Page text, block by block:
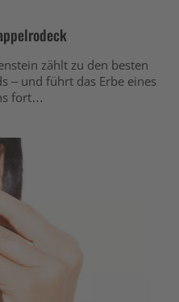
zählt zu den besten
– und führt das Erbe eines
fort…